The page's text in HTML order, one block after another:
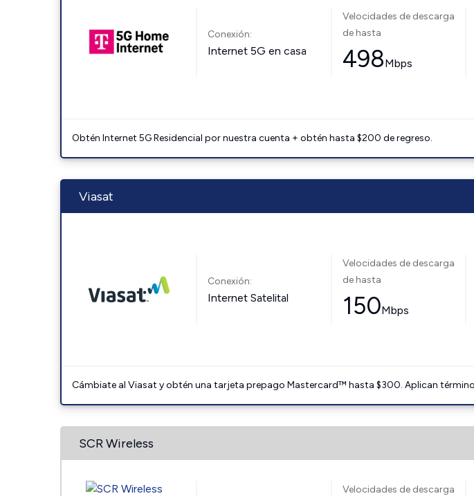
Conexión:
Internet 5G en casa
Velocidades de descarga
de hasta
498Mbps
Obtén Internet 5G Residencial por nuestra cuenta + obtén hasta $200 de regreso.
Viasat
Conexión:
Internet Satelital
Velocidades de descarga
de hasta
150Mbps
Cámbiate al Viasat y obtén una tarjeta prepago Mastercard™ hasta $300. Aplican
SCR Wireless
Velocidades de descarga